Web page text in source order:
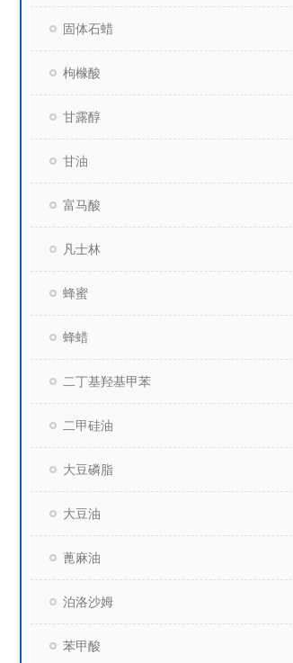
固体石蜡
枸橼酸
甘露醇
甘油
富马酸
凡士林
蜂蜜
蜂蜡
二丁基羟基甲苯
二甲硅油
大豆磷脂
大豆油
蓖麻油
泊洛沙姆
苯甲酸